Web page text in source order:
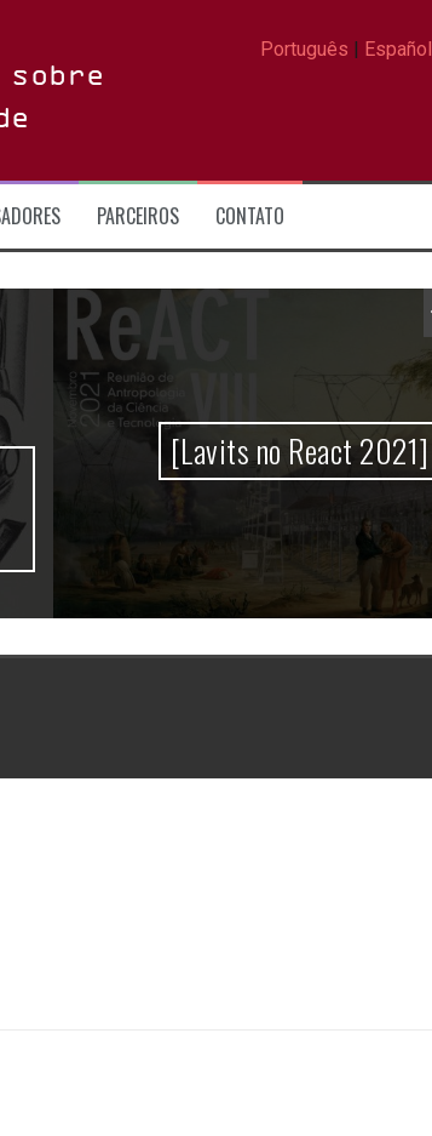
Português | Español
PARCEIROS CONTATO
[Lavits no React 2021]